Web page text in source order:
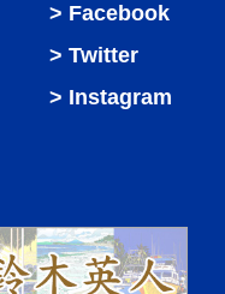
Facebook
Twitter
Instagram